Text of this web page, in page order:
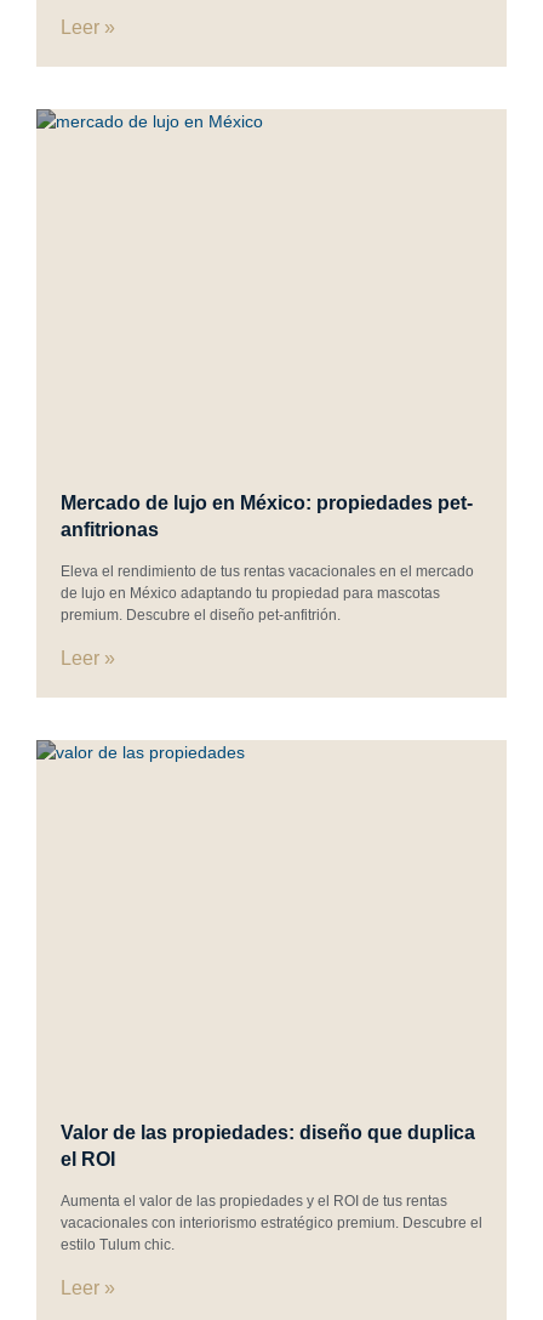
Leer »
Mercado de lujo en México: propiedades pet-
anfitrionas
Eleva el rendimiento de tus rentas vacacionales en el mercado
de lujo en México adaptando tu propiedad para mascotas
premium. Descubre el diseño pet-anfitrión.
Leer »
Valor de las propiedades: diseño que duplica
el ROI
Aumenta el valor de las propiedades y el ROI de tus rentas
vacacionales con interiorismo estratégico premium. Descubre el
estilo Tulum chic.
Leer »